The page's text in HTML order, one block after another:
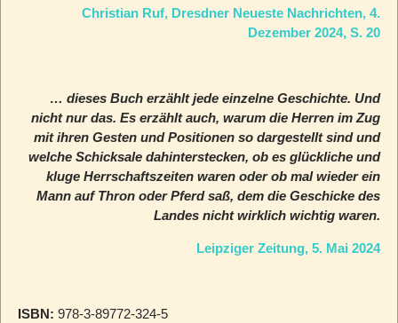
Christian Ruf, Dresdner Neueste Nachrichten, 4.
Dezember 2024, S. 20
… dieses Buch erzählt jede einzelne Geschichte. Und
nicht nur das. Es erzählt auch, warum die Herren im Zug
mit ihren Gesten und Positionen so dargestellt sind und
welche Schicksale dahinterstecken, ob es glückliche und
kluge Herrschaftszeiten waren oder ob mal wieder ein
Mann auf Thron oder Pferd saß, dem die Geschicke des
Landes nicht wirklich wichtig waren.
Leipziger Zeitung, 5. Mai 2024
ISBN: 978-3-89772-324-5